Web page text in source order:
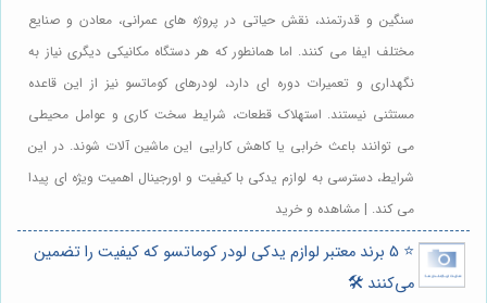
سنگین و قدرتمند، نقش حیاتی در پروژه های عمرانی، معادن و صنایع
مختلف ایفا می کنند. اما همانطور که هر دستگاه مکانیکی دیگری نیاز به
نگهداری و تعمیرات دوره ای دارد، لودرهای کوماتسو نیز از این قاعده
مستثنی نیستند. استهلاک قطعات، شرایط سخت کاری و عوامل محیطی
می توانند باعث خرابی یا کاهش کارایی این ماشین آلات شوند. در این
شرایط، دسترسی به لوازم یدکی با کیفیت و اورجینال اهمیت ویژه ای پیدا
می کند. | مشاهده و خرید
⭐️ 5 برند معتبر لوازم یدکی لودر کوماتسو که کیفیت را تضمین
می‌کنند 🛠️